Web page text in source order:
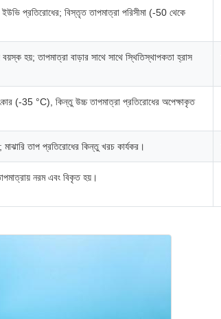
প্রতিরোধের; বিস্তৃত তাপমাত্রা পরিসীমা (-50 থেকে
হয়; তাপমাত্রা বাড়ার সাথে সাথে স্থিতিস্থাপকতা হ্রাস
(-35 °C), কিন্তু উচ্চ তাপমাত্রা প্রতিরোধের অপেক্ষাকৃত
তাপ প্রতিরোধের কিন্তু খরচ কার্যকর।
নরম এবং বিকৃত হয়।